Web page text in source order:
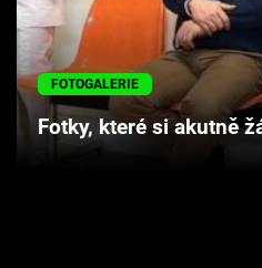
Cool Esport
Pořady
TV Program
FOTOGALERIE
Fotky, které si akutně